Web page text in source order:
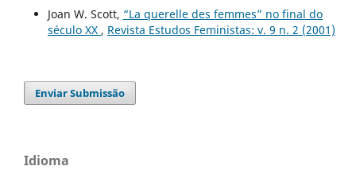
Joan W. Scott, “La querelle des femmes” no final do
século XX , Revista Estudos Feministas: v. 9 n. 2 (2001)
Enviar Submissão
Idioma